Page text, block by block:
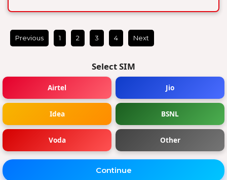
Previous 1 2 3 4 Next
Select SIM
Airtel Jio
Idea BSNL
Voda Other
Continue